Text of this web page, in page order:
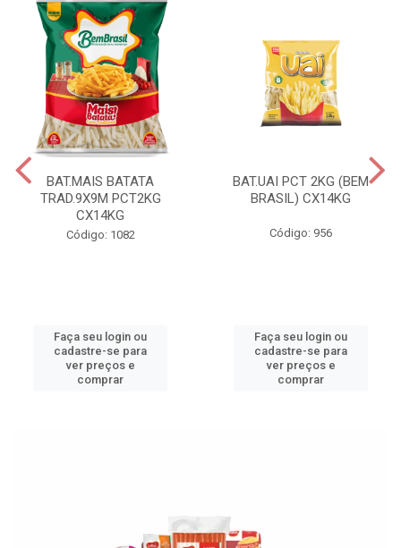
BAT.MAIS BATATA
TRAD.9X9M PCT2KG
CX14KG
Código: 1082
Faça seu login ou
cadastre-se para
ver preços e
comprar
BAT.UAI PCT 2KG (BEM
BRASIL) CX14KG
Código: 956
Faça seu login ou
cadastre-se para
ver preços e
comprar